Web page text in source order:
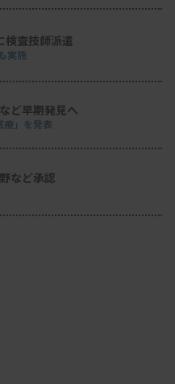
検査技師派遣
実施
ど早期発見へ
療」を発表
など承認